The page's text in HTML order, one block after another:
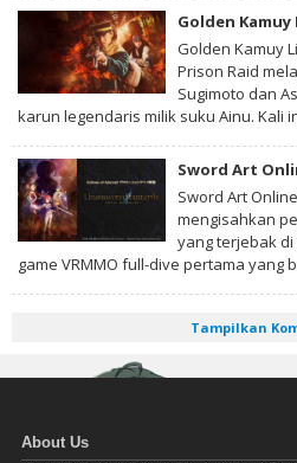
Golden Kamuy
Prison Raid
Sugimoto dan
karun legendaris milik suku Ainu. Kali
Sword Art
mengisahkan
yang terjebak di
game VRMMO full-dive pertama
Tampilkan
About Us